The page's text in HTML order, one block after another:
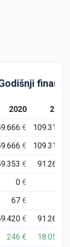
2020
2021
€ 109.319
€ 109.319
€ 91.263
0€
67€
€ 91.263
246€ 18.056